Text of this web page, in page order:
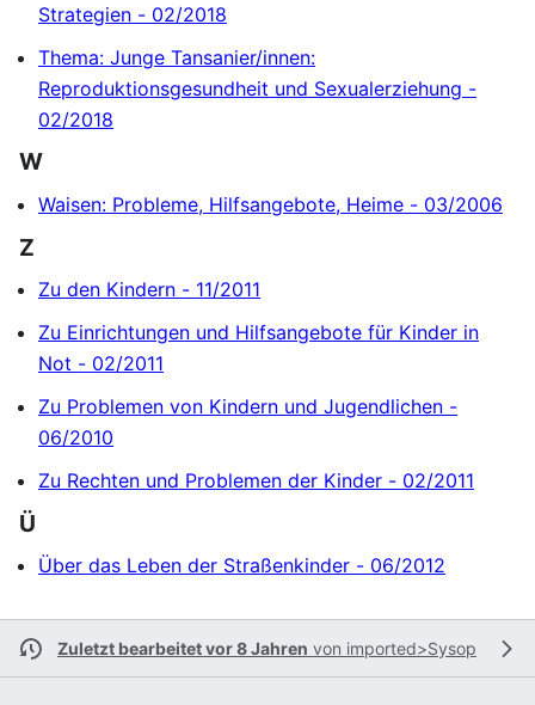
Strategien - 02/2018
Thema: Junge Tansanier/innen:
Reproduktionsgesundheit und Sexualerziehung -
02/2018
W
Waisen: Probleme, Hilfsangebote, Heime - 03/2006
Z
Zu den Kindern - 11/2011
Zu Einrichtungen und Hilfsangebote für Kinder in
Not - 02/2011
Zu Problemen von Kindern und Jugendlichen -
06/2010
Zu Rechten und Problemen der Kinder - 02/2011
Ü
Über das Leben der Straßenkinder - 06/2012
Zuletzt bearbeitet vor 8 Jahren von imported>Sysop